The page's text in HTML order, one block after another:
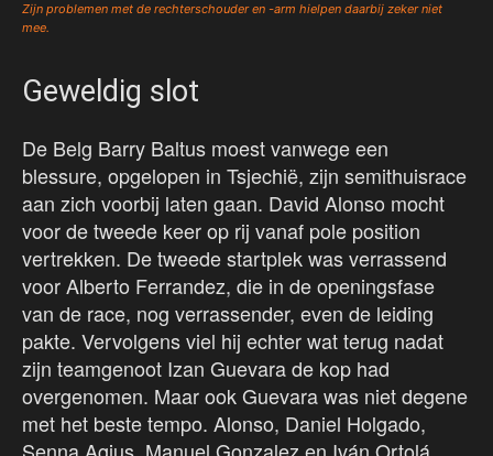
Zijn problemen met de rechterschouder en -arm hielpen daarbij zeker niet
mee.
Geweldig slot
De Belg Barry Baltus moest vanwege een
blessure, opgelopen in Tsjechië, zijn semithuisrace
aan zich voorbij laten gaan. David Alonso mocht
voor de tweede keer op rij vanaf pole position
vertrekken. De tweede startplek was verrassend
voor Alberto Ferrandez, die in de openingsfase
van de race, nog verrassender, even de leiding
pakte. Vervolgens viel hij echter wat terug nadat
zijn teamgenoot Izan Guevara de kop had
overgenomen. Maar ook Guevara was niet degene
met het beste tempo. Alonso, Daniel Holgado,